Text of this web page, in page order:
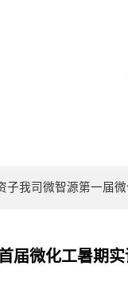
子我司微智源第一届
届微化工暑期